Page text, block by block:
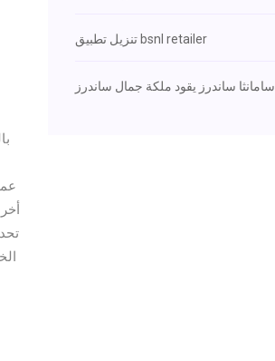
تنزيل تطبيق bsnl retailer
سامانثا ساندرز يقود ملكة جمال ساندرز